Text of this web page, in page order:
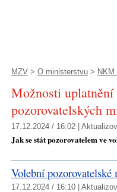
MZV > O ministerstvu >
Možnosti
pozorovatelských
17.12.2024 / 16:02 |
Jak se stát pozorovatelem ve
Volební pozorovatelské
17.12.2024 / 16:10 |